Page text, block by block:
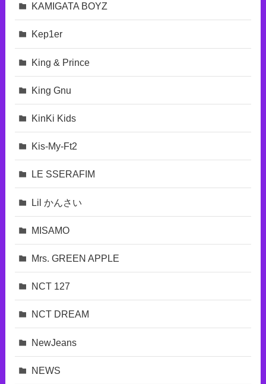
KAMIGATA BOYZ
Kep1er
King & Prince
King Gnu
KinKi Kids
Kis-My-Ft2
LE SSERAFIM
Lil かんさい
MISAMO
Mrs. GREEN APPLE
NCT 127
NCT DREAM
NewJeans
NEWS